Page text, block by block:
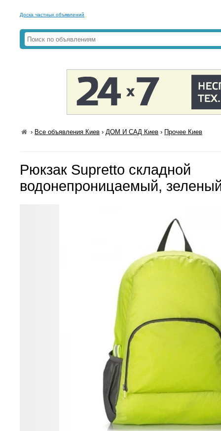
Доска частных объявлений
› Все объявления Киев ›ДОМ И САД Киев › Прочее Киев
Рюкзак Supretto складной
водонепроницаемый,